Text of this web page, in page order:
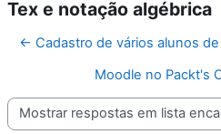
Tex e notação algébrica
← Cadastro de vários alunos
Moodle no Packt's
Modo de visualização